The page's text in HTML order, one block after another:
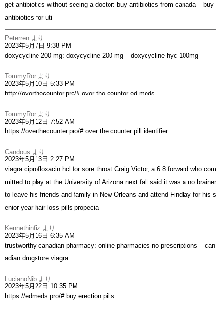
get antibiotics without seeing a doctor: buy antibiotics from canada – buy
antibiotics for uti
Peterren より:
2023年5月7日 9:38 PM
doxycycline 200 mg: doxycycline 200 mg – doxycycline hyc 100mg
TommyRor より:
2023年5月10日 5:33 PM
http://overthecounter.pro/#over the counter ed meds
TommyRor より:
2023年5月12日 7:52 AM
https://overthecounter.pro/#over the counter pill identifier
Candous より:
2023年5月13日 2:27 PM
viagra ciprofloxacin hcl for sore throat Craig Victor, a 6 8 forward who com
mitted to play at the University of Arizona next fall said it was a no brainer
to leave his friends and family in New Orleans and attend Findlay for his s
enior year hair loss pills propecia
Kennethinfiz より:
2023年5月16日 6:35 AM
trustworthy canadian pharmacy: online pharmacies no prescriptions – can
adian drugstore viagra
LucianoNib より:
2023年5月22日 10:35 PM
https://edmeds.pro/#buy erection pills